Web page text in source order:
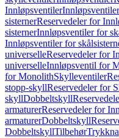
Innløpsventiler
sisternerReservedeler for
sisternerInnløpsventiler for
Innløpsventiler for
universelleReservedeler for
universelleInnløpsventil for
for MonolithSkylleventiler
stopp-skyllReservedeler for
skyllDobbeltskyll
armaturerReservedeler for
armaturerDobbeltskyll
DobbeltskyllTilbehør